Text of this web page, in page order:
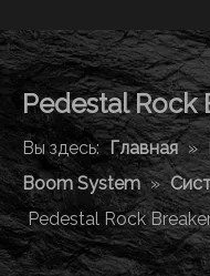
Pedestal Rock
Вы здесь: Главная »
Boom System »
Pedestal Rock